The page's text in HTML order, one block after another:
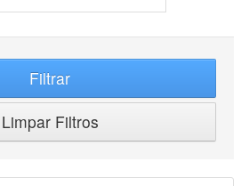
Filtrar
Limpar Filtros